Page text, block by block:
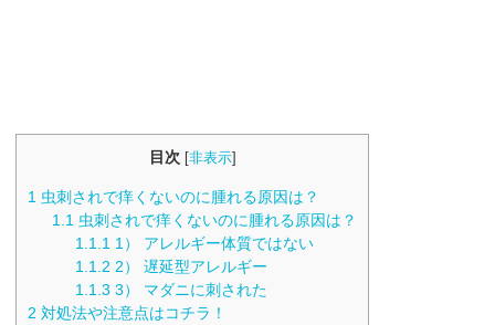
目次 [非表示]
1 虫刺されで痒くないのに腫れる原因は？
1.1 虫刺されで痒くないのに腫れる原因は？
1.1.1 1） アレルギー体質ではない
1.1.2 2） 遅延型アレルギー
1.1.3 3） マダニに刺された
2 対処法や注意点はコチラ！